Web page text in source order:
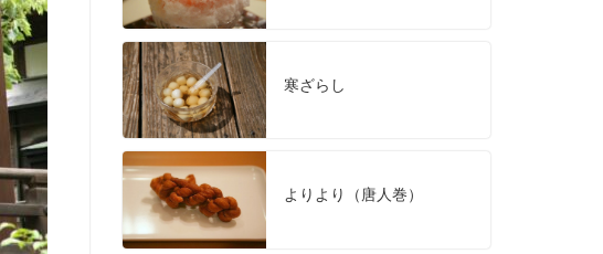
寒ざらし
よりより（唐人巻）